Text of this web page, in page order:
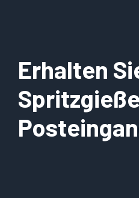
Erhalten